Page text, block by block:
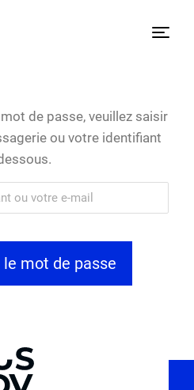
de passe, veuillez saisir
ou votre identifiant